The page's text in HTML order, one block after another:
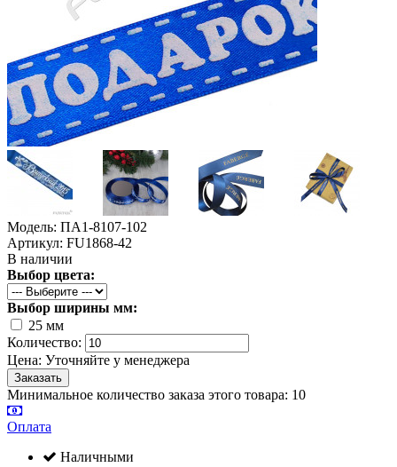
Модель: ПА1-8107-102
Артикул: FU1868-42
В наличии
Выбор цвета:
Выбор ширины мм:
25 мм
Количество:
Цена: Уточняйте у менеджера
Минимальное количество заказа этого товара: 10
Оплата
Наличными